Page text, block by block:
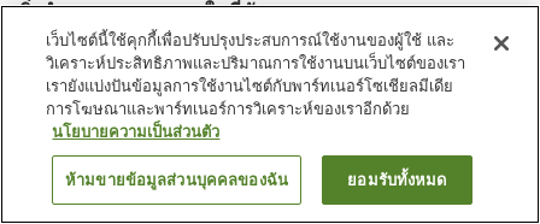
สิ่งอำนวยความสะดวกในที่พัก
ที่จอดรถ
สระว่ายน้ำ
ร้านอาหาร
ตู้จำหน่ายอัตโนมัติ
หน้าแรก ญี่ปุ่น ชิซูโอกะ
ค้นหาห้องพัก
เว็บไซต์นี้ใช้คุกกี้เพื่อปรับปรุงประสบการณ์ใช้งานของผู้ใช้ และ
วิเคราะห์ประสิทธิภาพและปริมาณการใช้งานบนเว็บไซต์ของเรา
เรายังแบ่งปันข้อมูลการใช้งานไซต์กับพาร์ทเนอร์โซเชียลมีเดีย
การโฆษณาและพาร์ทเนอร์การวิเคราะห์ของเราอีกด้วย
นโยบายความเป็นส่วนตัว
ห้ามขายข้อมูลส่วนบุคคลของฉัน ยอมรับทั้งหมด